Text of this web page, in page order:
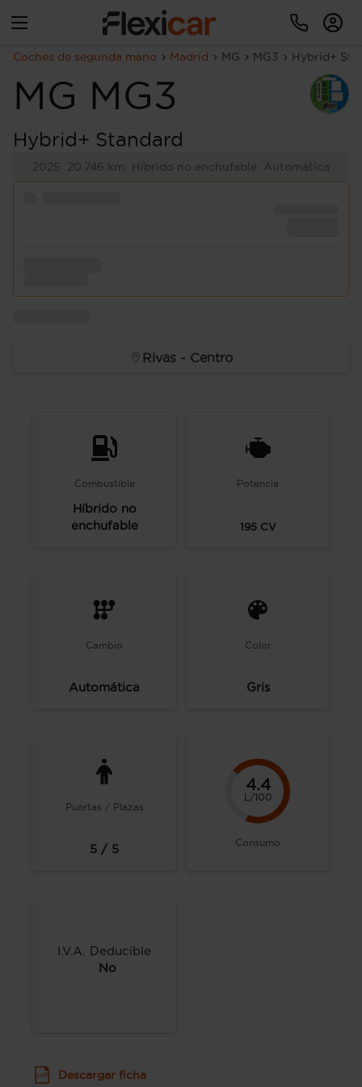
Coches de segunda mano Madrid MG MG3 Hybrid+
MG MG3
Hybrid+ Standard
2025 20.746 km Híbrido no enchufable Automática
Rivas - Centro
Combustible
Híbrido no
enchufable
Potencia
195CV
Cambio
Automática
Color
Gris
Puertas / Plazas
5 / 5
4.4
L/100
Consumo
I.V.A. Deducible
No
Descargar ficha